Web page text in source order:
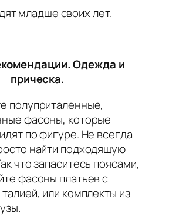
младше своих лет.
Одежда и
прическа.
полуприталенные,
фасоны, которые
по фигуре. Не всегда
найти подходящую
что запаситесь поясами,
фасоны платьев с
или комплекты из